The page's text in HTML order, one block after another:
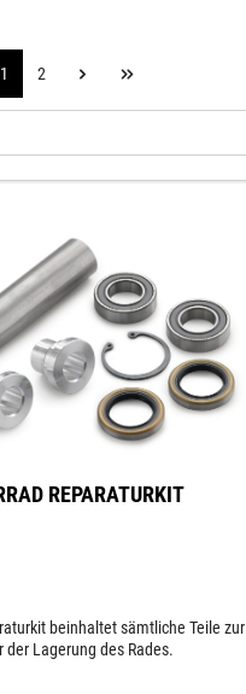
1 2
REPARATURKIT
beinhaltet sämtliche Teile zur
der Lagerung des Rades.